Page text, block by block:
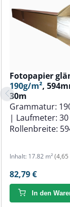
Fotopapier
190g/m²,
30m
Grammatur:
| Laufmeter:
Rollenbreite:
Inhalt: 17.82 m²(4,65
82,79 €
In den